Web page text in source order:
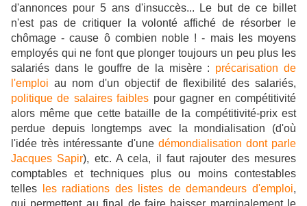
d'annonces pour 5 ans d'insuccès... Le but de ce billet
n'est pas de critiquer la volonté affiché de résorber le
chômage - cause ô combien noble ! - mais les moyens
employés qui ne font que plonger toujours un peu plus les
salariés dans le gouffre de la misère : précarisation de
l'emploi au nom d'un objectif de flexibilité des salariés,
politique de salaires faibles pour gagner en compétitivité
alors même que cette bataille de la compétitivité-prix est
perdue depuis longtemps avec la mondialisation (d'où
l'idée très intéressante d'une démondialisation dont parle
Jacques Sapir), etc. A cela, il faut rajouter des mesures
comptables et techniques plus ou moins contestables
telles
les radiations des listes de demandeurs d'emploi,